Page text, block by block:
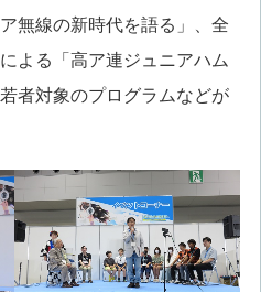
無線の新時代を語る」、全
よる「高ア連ジュニアハム
者対象のプログラムなどが